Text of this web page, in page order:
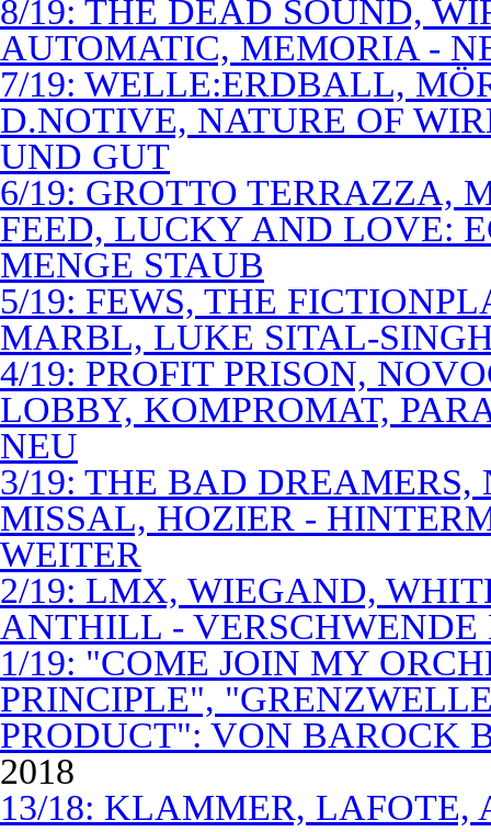
8/19: THE DEAD SOUND,
AUTOMATIC, MEMORIA -
7/19: WELLE:ERDBALL,
D.NOTIVE, NATURE OF
UND GUT
6/19: GROTTO TERRAZZA,
FEED, LUCKY AND LOVE:
MENGE STAUB
5/19: FEWS, THE
MARBL, LUKE SITAL-
4/19: PROFIT PRISON,
LOBBY, KOMPROMAT,
NEU
3/19: THE BAD
MISSAL, HOZIER -
WEITER
2/19: LMX, WIEGAND,
ANTHILL -
1/19: "COME JOIN MY
PRINCIPLE",
PRODUCT": VON BAROCK
2018
13/18: KLAMMER,